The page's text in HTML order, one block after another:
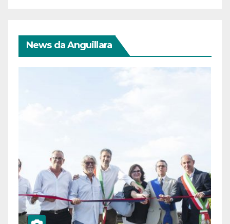
News da Anguillara